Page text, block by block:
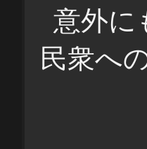
意外に
民衆へ